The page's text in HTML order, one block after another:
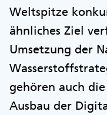
Weltspitze
ähnliches Ziel
Umsetzung der
gehören auch
Ausbau der